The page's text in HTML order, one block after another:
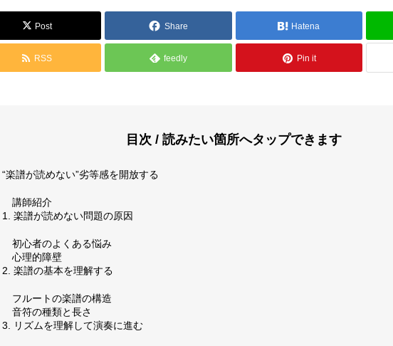
コンサート情報 メディア掲載
お問い合わせ 個人情報保護方針
Post Share Hatena
RSS feedly Pin it
目次 / 読みたい箇所へタップできます
“楽譜が読めない”劣等感を開放する
講師紹介
1. 楽譜が読めない問題の原因
初心者のよくある悩み
心理的障壁
2. 楽譜の基本を理解する
フルートの楽譜の構造
音符の種類と長さ
3. リズムを理解して演奏に進む